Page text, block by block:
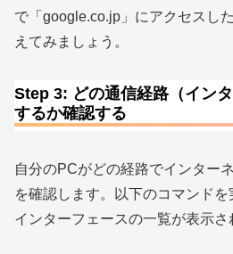
で「google.co.jp」にアクセスし
えてみましょう。
Step 3: どの通信経路（イン
するか確認する
自分のPCがどの経路でインター
を確認します。以下のコマンド
インターフェースの一覧が表示さ